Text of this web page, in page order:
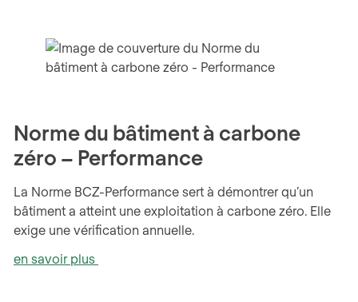
Norme du bâtiment à carbone
zéro – Performance
La Norme BCZ-Performance sert à démontrer qu’un
bâtiment a atteint une exploitation à carbone zéro. Elle
exige une vérification annuelle.
en savoir plus